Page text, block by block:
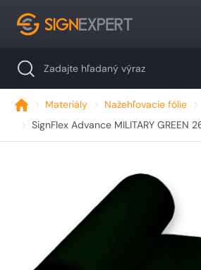
Materiály Nažehľovacie fólie
SignFlex Advance MILITARY GREEN